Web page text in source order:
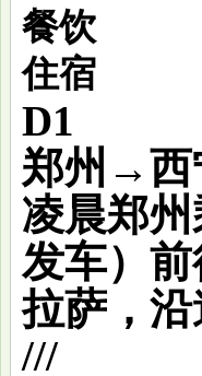
餐饮
住宿
D1
郑州→
凌晨郑
发车）
拉萨，
///